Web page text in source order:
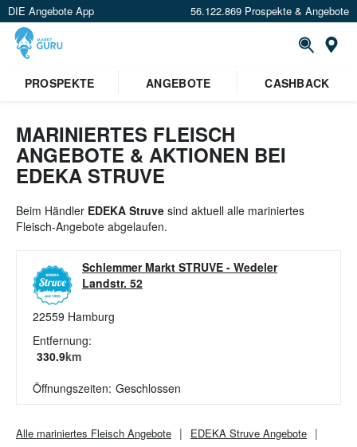
DIE Angebote App 56.122.869 Prospekte & Angebote
Standort festlegen
PROSPEKTE ANGEBOTE CASHBACK
MARINIERTES FLEISCH
ANGEBOTE & AKTIONEN BEI
EDEKA STRUVE
Beim Händler EDEKA Struve sind aktuell alle mariniertes
Fleisch-Angebote abgelaufen.
Schlemmer Markt STRUVE - Wedeler
Landstr. 52
22559 Hamburg
Entfernung:
330.9km
Öffnungszeiten: Geschlossen
Alle mariniertes Fleisch Angebote EDEKA Struve Angebote